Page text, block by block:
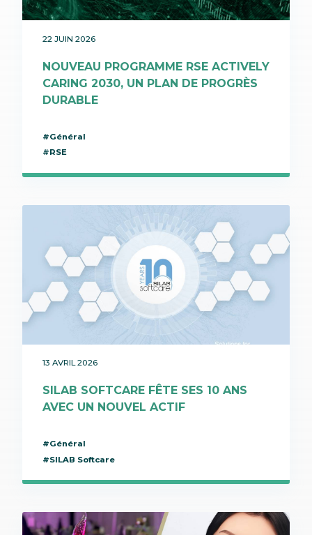
22 JUIN 2026
NOUVEAU PROGRAMME RSE ACTIVELY
CARING 2030, UN PLAN DE PROGRÈS
DURABLE
#Général
#RSE
13 AVRIL 2026
SILAB SOFTCARE FÊTE SES 10 ANS
AVEC UN NOUVEL ACTIF
#Général
#SILAB Softcare